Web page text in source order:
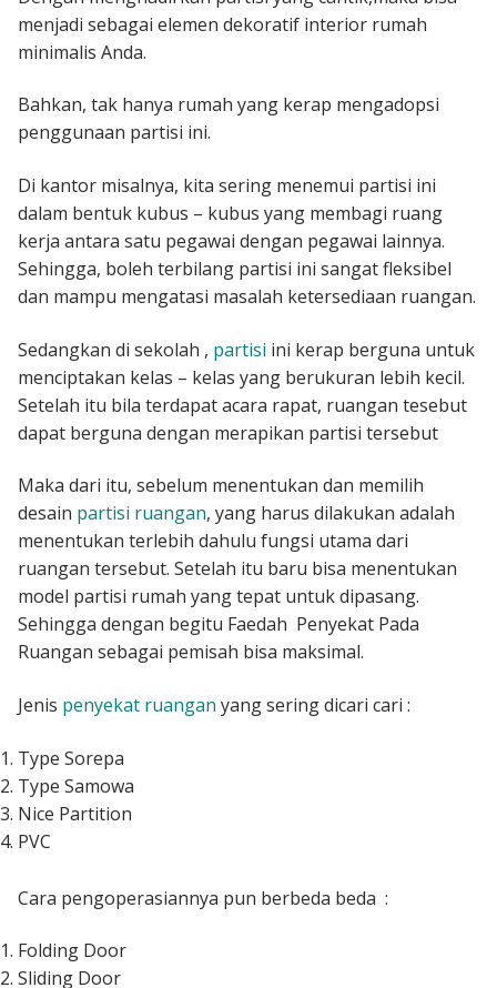
menjadi sebagai elemen dekoratif interior rumah
minimalis Anda.
Bahkan, tak hanya rumah yang kerap mengadopsi
penggunaan partisi ini.
Di kantor misalnya, kita sering menemui partisi ini
dalam bentuk kubus – kubus yang membagi ruang
kerja antara satu pegawai dengan pegawai lainnya.
Sehingga, boleh terbilang partisi ini sangat fleksibel
dan mampu mengatasi masalah ketersediaan ruangan.
Sedangkan di sekolah , partisi ini kerap berguna untuk
menciptakan kelas – kelas yang berukuran lebih kecil.
Setelah itu bila terdapat acara rapat, ruangan tesebut
dapat berguna dengan merapikan partisi tersebut
Maka dari itu, sebelum menentukan dan memilih
desain partisi ruangan, yang harus dilakukan adalah
menentukan terlebih dahulu fungsi utama dari
ruangan tersebut. Setelah itu baru bisa menentukan
model partisi rumah yang tepat untuk dipasang.
Sehingga dengan begitu Faedah Penyekat Pada
Ruangan sebagai pemisah bisa maksimal.
Jenis penyekat ruangan yang sering dicari cari :
Type Sorepa
Type Samowa
Nice Partition
PVC
Cara pengoperasiannya pun berbeda beda :
Folding Door
Sliding Door